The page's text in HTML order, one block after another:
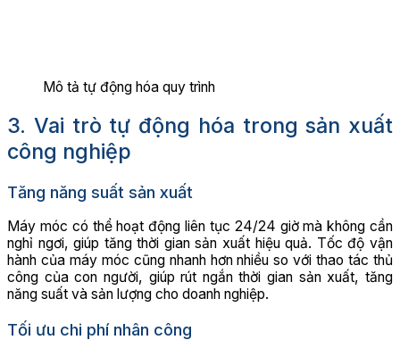
Mô tả tự động hóa quy trình
3. Vai trò tự động hóa trong sản xuất
công nghiệp
Tăng năng suất sản xuất
Máy móc có thể hoạt động liên tục 24/24 giờ mà không cần
nghỉ ngơi, giúp tăng thời gian sản xuất hiệu quả. Tốc độ vận
hành của máy móc cũng nhanh hơn nhiều so với thao tác thủ
công của con người, giúp rút ngắn thời gian sản xuất, tăng
năng suất và sản lượng cho doanh nghiệp.
Tối ưu chi phí nhân công